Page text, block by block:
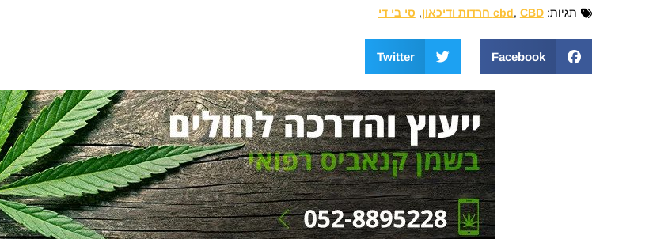
תגיות: cbd, CBD חרדות ודיכאון , סי בי די
Facebook
Twitter